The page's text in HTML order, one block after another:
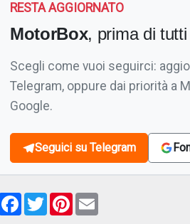
RESTA AGGIORNATO
MotorBox, prima di tutti
Scegli come vuoi seguirci:
Telegram, oppure dai priorità a
Google.
Seguici su Telegram
Facebook
TwitterPinterest